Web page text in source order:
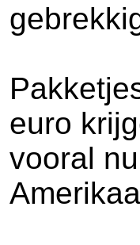
euro
vooral